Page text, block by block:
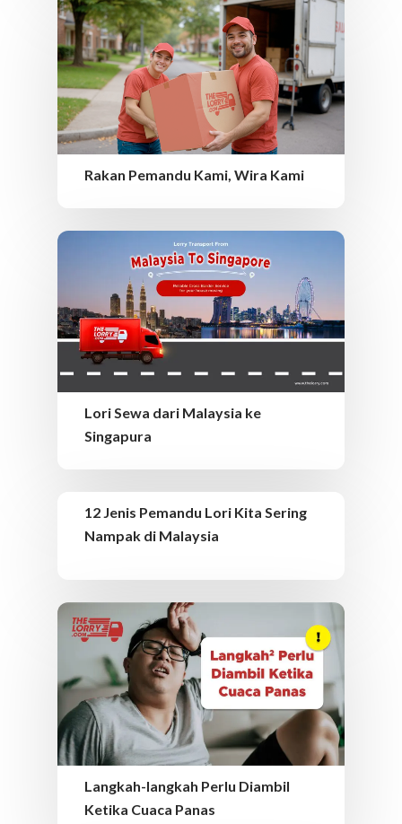
Rakan Pemandu Kami, Wira Kami
Lori Sewa dari Malaysia ke
Singapura
12 Jenis Pemandu Lori Kita Sering
Nampak di Malaysia
Langkah-langkah Perlu Diambil
Ketika Cuaca Panas